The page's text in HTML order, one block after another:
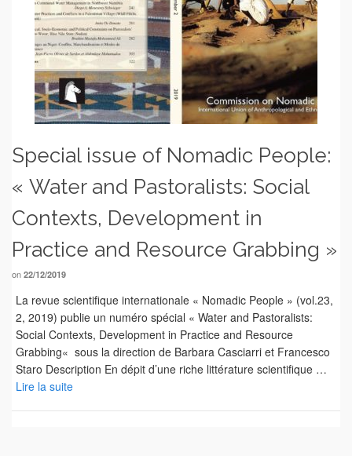
Special issue of Nomadic People:
« Water and Pastoralists: Social
Contexts, Development in
Practice and Resource Grabbing »
on 22/12/2019
La revue scientifique internationale « Nomadic People » (vol.23,
2, 2019) publie un numéro spécial « Water and Pastoralists:
Social Contexts, Development in Practice and Resource
Grabbing« sous la direction de Barbara Casciarri et Francesco
Staro Description En dépit d’une riche littérature scientifique …
Lire la suite